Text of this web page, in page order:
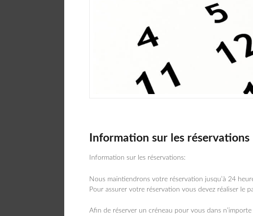
Information sur les réservations
Information sur les réservations:
Nous maintiendrons votre réservation jusqu’à 24
Pour assurer votre réservation vous devez réaliser le
Afin de réserver un créneau pour vous dans